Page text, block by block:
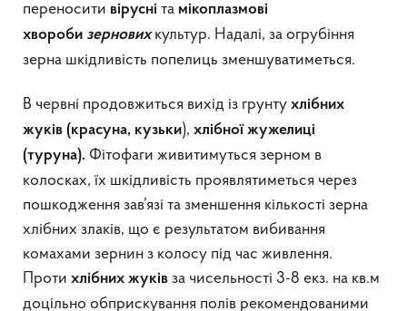
переносити вірусні та мікоплазмові
хвороби зерновихкультур. Надалі, за огрубіння
зерна шкідливість попелиць зменшуватиметься.
В червні продовжиться вихід із грунту хлібних
жуків (красуна, кузьки), хлібної жужелиці
(туруна). Фітофаги живитимуться зерном в
колосках, їх шкідливість проявлятиметься через
пошкодження зав’язі та зменшення кількості зерна
хлібних злаків, що є результатом вибивання
комахами зернин з колосу під час живлення.
Проти хлібних жуків за чисельності 3-8 екз. на кв.м
доцільно обприскування полів рекомендованими